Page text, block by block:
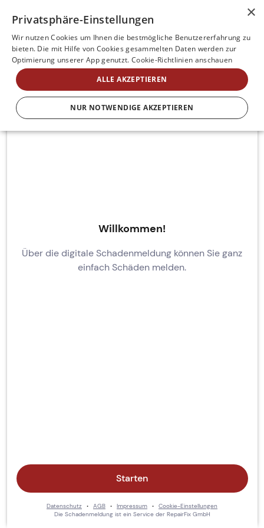
Willkommen!
Über die digitale Schadenmeldung können Sie ganz
einfach Schäden melden.
Starten
Datenschutz · AGB · Impressum ·
Cookie-Einstellungen
Die Schadenmeldung ist ein Service der RepairFix GmbH
×
Privatsphäre-Einstellungen
Wir nutzen Cookies um Ihnen die bestmögliche Benutzererfahrung zu
bieten. Die mit Hilfe von Cookies gesammelten Daten werden zur
Optimierung unserer App genutzt. Cookie-Richtlinien anschauen
ALLE AKZEPTIEREN
NUR NOTWENDIGE AKZEPTIEREN